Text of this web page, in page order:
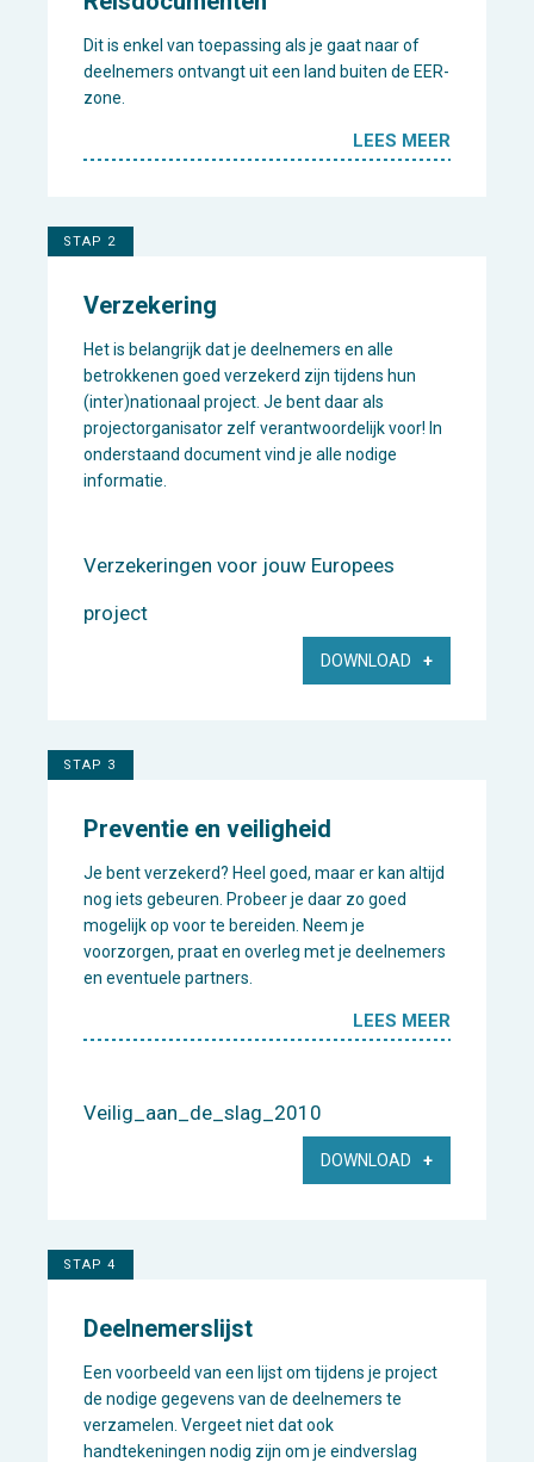
Dit is enkel van toepassing als je gaat naar of
deelnemers ontvangt uit een land buiten de EER-
zone.
LEES MEER
STAP 2
Verzekering
Het is belangrijk dat je deelnemers en alle
betrokkenen goed verzekerd zijn tijdens hun
(inter)nationaal project. Je bent daar als
projectorganisator zelf verantwoordelijk voor! In
onderstaand document vind je alle nodige
informatie.
Verzekeringen voor jouw Europees
project
DOWNLOAD
STAP 3
Preventie en veiligheid
Je bent verzekerd? Heel goed, maar er kan altijd
nog iets gebeuren. Probeer je daar zo goed
mogelijk op voor te bereiden. Neem je
voorzorgen, praat en overleg met je deelnemers
en eventuele partners.
LEES MEER
Veilig_aan_de_slag_2010
DOWNLOAD
STAP 4
Deelnemerslijst
Een voorbeeld van een lijst om tijdens je project
de nodige gegevens van de deelnemers te
verzamelen. Vergeet niet dat ook
handtekeningen nodig zijn om je eindverslag